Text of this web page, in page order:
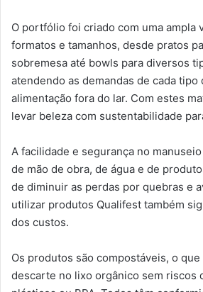
O portfólio foi criado com uma ampla
formatos e tamanhos, desde pratos
sobremesa até bowls para diversos
atendendo as demandas de cada tipo
alimentação fora do lar. Com estes
levar beleza com sustentabilidade
A facilidade e segurança no
de mão de obra, de água e de
de diminuir as perdas por quebras e
utilizar produtos Qualifest também
dos custos.
Os produtos são compostáveis, o
descarte no lixo orgânico sem riscos